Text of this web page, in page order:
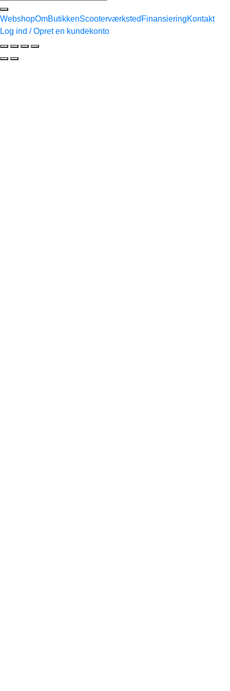
efter:
WebshopOmButikkenScooterværksted FinansieringKontakt
Log ind / Opret en kundekonto